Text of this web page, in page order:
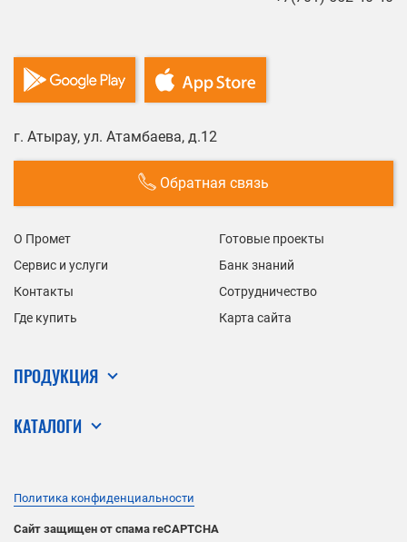
г. Атырау, ул. Атамбаева, д.12
Обратная связь
О Промет
Готовые проекты
Сервис и услуги
Банк знаний
Контакты
Сотрудничество
Где купить
Карта сайта
ПРОДУКЦИЯ
КАТАЛОГИ
Политика конфиденциальности
Сайт защищен от спама reCAPTCHA